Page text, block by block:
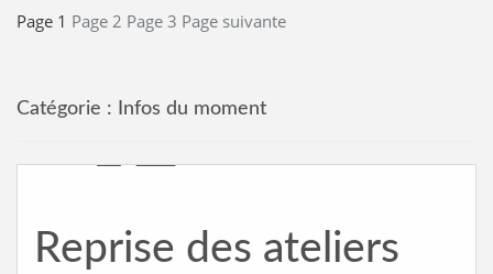
Page 1 Page 2 Page 3 Page suivante
Catégorie : Infos du moment
Reprise des ateliers